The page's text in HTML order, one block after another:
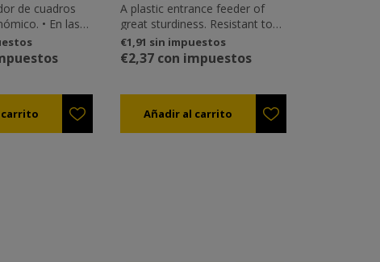
de cuadros
• En las
tiene
las abejas, pero
utilizar pequeños
el
las abejas. •
A plastic entrance feeder of
great sturdiness. Resistant to
the sun and harsh weather. Easy
to use and apply in the hive
without having to open the hive
two sizes: 1kg and 1,8 kg.
€1,91 sin impuestos
€2,37 con impuestos